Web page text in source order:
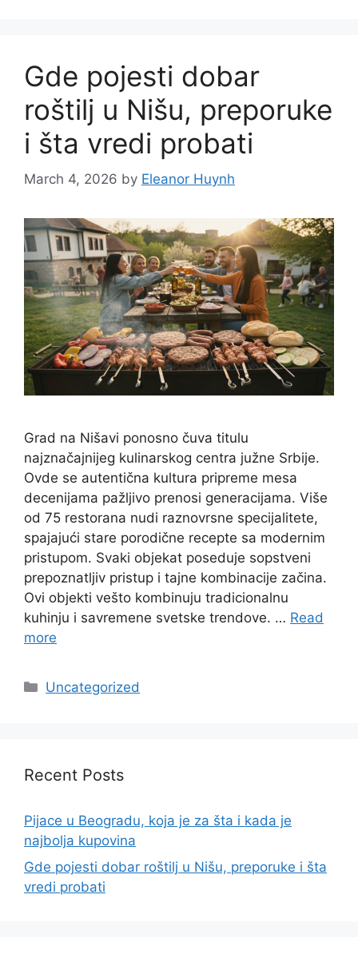
Gde pojesti dobar
roštilj u Nišu, preporuke
i šta vredi probati
March 4, 2026 by Eleanor Huynh
Grad na Nišavi ponosno čuva titulu
najznačajnijeg kulinarskog centra južne Srbije.
Ovde se autentična kultura pripreme mesa
decenijama pažljivo prenosi generacijama. Više
od 75 restorana nudi raznovrsne specijalitete,
spajajući stare porodične recepte sa modernim
pristupom. Svaki objekat poseduje sopstveni
prepoznatljiv pristup i tajne kombinacije začina.
Ovi objekti vešto kombinuju tradicionalnu
kuhinju i savremene svetske trendove. … Read
more
Categories
Uncategorized
Recent Posts
Pijace u Beogradu, koja je za šta i kada je
najbolja kupovina
Gde pojesti dobar roštilj u Nišu, preporuke i šta
vredi probati